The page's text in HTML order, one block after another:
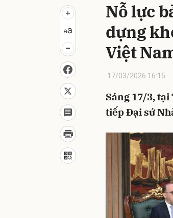
Nỗ lực
dựng
Việt
17/03/2026 16:15
Sáng 17/3,
tiếp Đại sứ